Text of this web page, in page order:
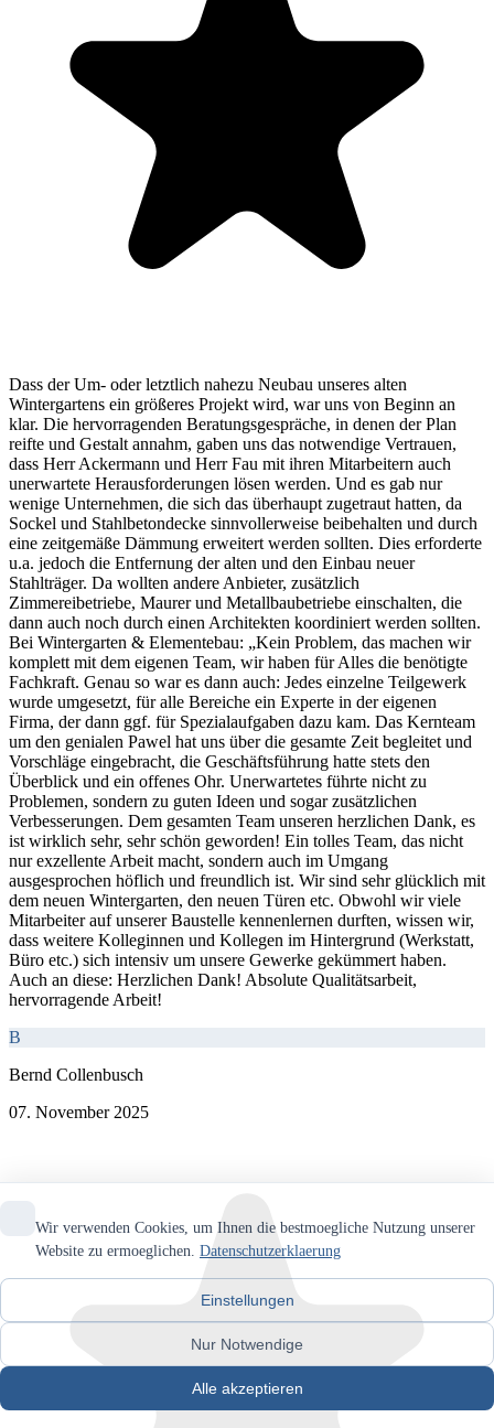
Dass der Um- oder letztlich nahezu Neubau unseres alten
Wintergartens ein größeres Projekt wird, war uns von Beginn an
klar. Die hervorragenden Beratungsgespräche, in denen der Plan
reifte und Gestalt annahm, gaben uns das notwendige Vertrauen,
dass Herr Ackermann und Herr Fau mit ihren Mitarbeitern auch
unerwartete Herausforderungen lösen werden. Und es gab nur
wenige Unternehmen, die sich das überhaupt zugetraut hatten, da
Sockel und Stahlbetondecke sinnvollerweise beibehalten und durch
eine zeitgemäße Dämmung erweitert werden sollten. Dies erforderte
u.a. jedoch die Entfernung der alten und den Einbau neuer
Stahlträger. Da wollten andere Anbieter, zusätzlich
Zimmereibetriebe, Maurer und Metallbaubetriebe einschalten, die
dann auch noch durch einen Architekten koordiniert werden sollten.
Bei Wintergarten & Elementebau: „Kein Problem, das machen wir
komplett mit dem eigenen Team, wir haben für Alles die benötigte
Fachkraft. Genau so war es dann auch: Jedes einzelne Teilgewerk
wurde umgesetzt, für alle Bereiche ein Experte in der eigenen
Firma, der dann ggf. für Spezialaufgaben dazu kam. Das Kernteam
um den genialen Pawel hat uns über die gesamte Zeit begleitet und
Vorschläge eingebracht, die Geschäftsführung hatte stets den
Überblick und ein offenes Ohr. Unerwartetes führte nicht zu
Problemen, sondern zu guten Ideen und sogar zusätzlichen
Verbesserungen. Dem gesamten Team unseren herzlichen Dank, es
ist wirklich sehr, sehr schön geworden! Ein tolles Team, das nicht
nur exzellente Arbeit macht, sondern auch im Umgang
ausgesprochen höflich und freundlich ist. Wir sind sehr glücklich mit
dem neuen Wintergarten, den neuen Türen etc. Obwohl wir viele
Mitarbeiter auf unserer Baustelle kennenlernen durften, wissen wir,
dass weitere Kolleginnen und Kollegen im Hintergrund (Werkstatt,
Büro etc.) sich intensiv um unsere Gewerke gekümmert haben.
Auch an diese: Herzlichen Dank! Absolute Qualitätsarbeit,
hervorragende Arbeit!
B
Bernd Collenbusch
07. November 2025
Wir verwenden Cookies, um Ihnen die bestmoegliche Nutzung unserer
Website zu ermoeglichen. Datenschutzerklaerung
Einstellungen
Nur Notwendige
Alle akzeptieren